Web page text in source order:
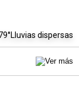
Lluvias dispersas